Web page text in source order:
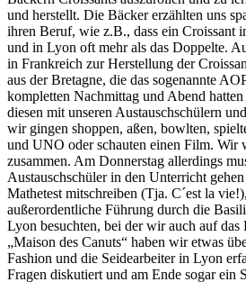
und herstellt. Die Bäcker erzählten uns
ihren Beruf, wie z.B., dass ein Croissant
und in Lyon oft mehr als das Doppelte.
in Frankreich zur Herstellung der
aus der Bretagne, die das sogenannte
kompletten Nachmittag und Abend
diesen mit unseren Austauschschülern
wir gingen shoppen, aßen, bowlten,
und UNO oder schauten einen Film. Wir
zusammen. Am Donnerstag allerdings
Austauschschüler in den Unterricht
Mathetest mitschreiben (Tja. C´est la
außerordentliche Führung durch die
Lyon besuchten, bei der wir auch auf
„Maison des Canuts“ haben wir etwas
Fashion und die Seidearbeiter in Lyon
Fragen diskutiert und am Ende sogar ein